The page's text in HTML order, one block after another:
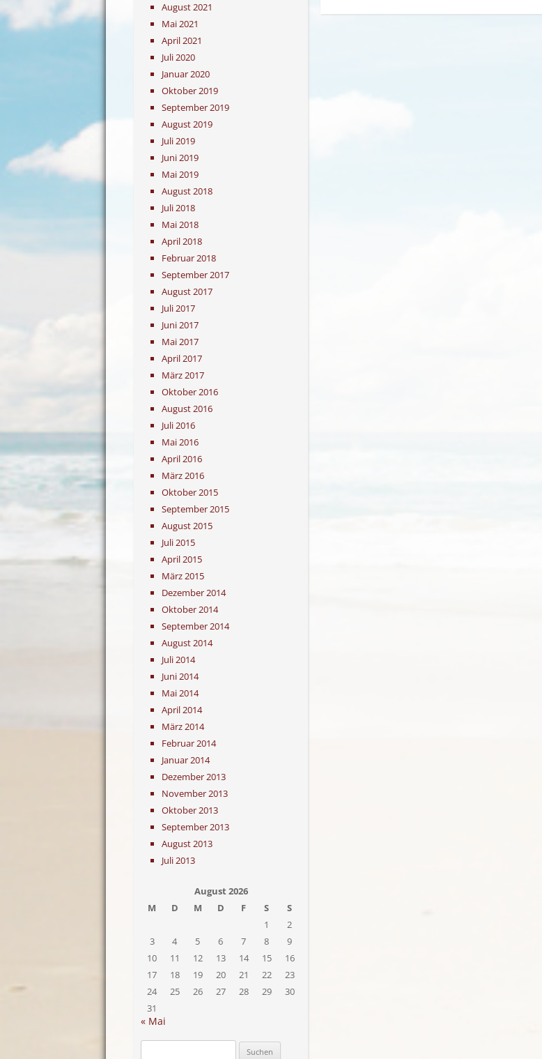
August 2021
Mai 2021
April 2021
Juli 2020
Januar 2020
Oktober 2019
September 2019
August 2019
Juli 2019
Juni 2019
Mai 2019
August 2018
Juli 2018
Mai 2018
April 2018
Februar 2018
September 2017
August 2017
Juli 2017
Juni 2017
Mai 2017
April 2017
März 2017
Oktober 2016
August 2016
Juli 2016
Mai 2016
April 2016
März 2016
Oktober 2015
September 2015
August 2015
Juli 2015
April 2015
März 2015
Dezember 2014
Oktober 2014
September 2014
August 2014
Juli 2014
Juni 2014
Mai 2014
April 2014
März 2014
Februar 2014
Januar 2014
Dezember 2013
November 2013
Oktober 2013
September 2013
August 2013
Juli 2013
August 2026
M
D M D F S
S
1
2
3
4 5 6 7 8
9
10
11 12 13 14 15
16
17
18 19 20 21 22
23
24
25 26 27 28 29
30
31
« Mai